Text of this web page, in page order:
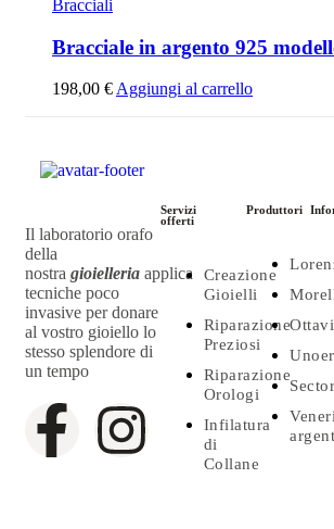
Bracciali
Bracciale in argento 925
198,00 € Aggiungi al carrello
Il laboratorio orafo
della
nostra gioielleria applica
tecniche poco
invasive per donare
al vostro gioiello lo
stesso splendore di
un tempo
Servizi
offerti
Creazione
Gioielli
Riparazione
Preziosi
Riparazione
Orologi
Infilatura
di
Collane
Produttori
Sector